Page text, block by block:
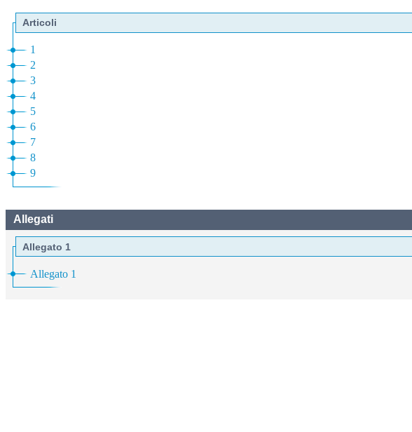
Articoli
1
2
3
4
5
6
7
8
9
Allegati
Allegato 1
Allegato 1